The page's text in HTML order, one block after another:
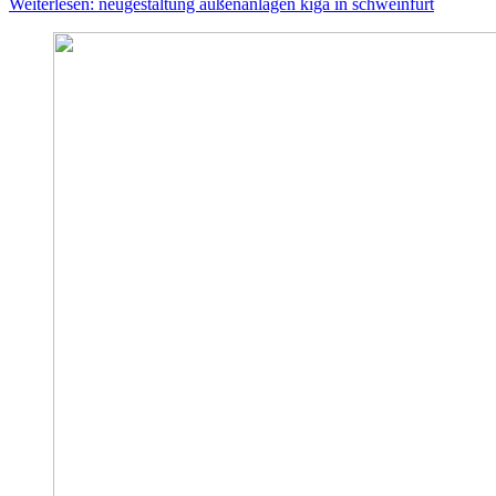
Weiterlesen: neugestaltung außenanlagen kiga in schweinfurt